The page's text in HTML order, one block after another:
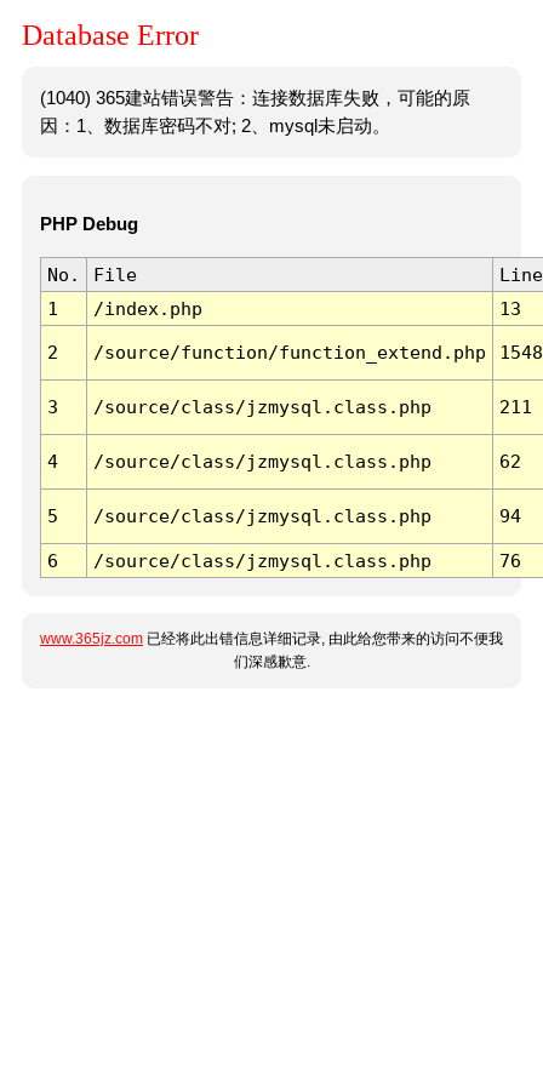
Database Error
(1040) 365建站错误警告：连接数据库失败，可能的原
因：1、数据库密码不对; 2、mysql未启动。
PHP Debug
No. File
Line
1
/index.php 13
2 /source/function/function_extend.php 1548
3 /source/class/jzmysql.class.php 211
4 /source/class/jzmysql.class.php 62
5 /source/class/jzmysql.class.php 94
6 /source/class/jzmysql.class.php 76
www.365jz.com 已经将此出错信息详细记录, 由此给您带来的访问不便我
们深感歉意.